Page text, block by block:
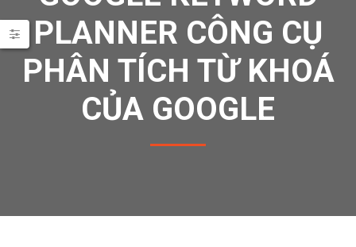
PLANNER CÔNG CỤ
PHÂN TÍCH TỪ KHOÁ
CỦA GOOGLE